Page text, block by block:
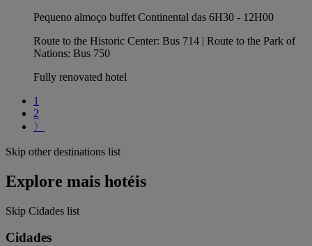
Pequeno almoço buffet Continental das 6H30 - 12H00
Route to the Historic Center: Bus 714 | Route to the Park of
Nations: Bus 750
Fully renovated hotel
1
2
〉
Skip other destinations list
Explore mais hotéis
Skip Cidades list
Cidades